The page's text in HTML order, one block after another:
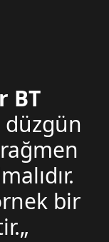
BT
düzgün
bir